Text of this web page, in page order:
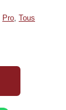
Pro, Tous